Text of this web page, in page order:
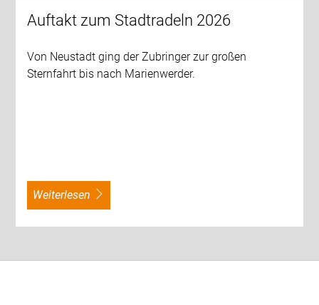
Auftakt zum Stadtradeln 2026
Von Neustadt ging der Zubringer zur großen
Sternfahrt bis nach Marienwerder.
weiterlesen